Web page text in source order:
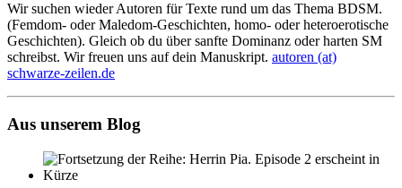
Wir suchen wieder Autoren für Texte rund um das Thema BDSM.
(Femdom- oder Maledom-Geschichten, homo- oder heteroerotische
Geschichten). Gleich ob du über sanfte Dominanz oder harten SM
schreibst. Wir freuen uns auf dein Manuskript. autoren (at)
schwarze-zeilen.de
Aus unserem Blog